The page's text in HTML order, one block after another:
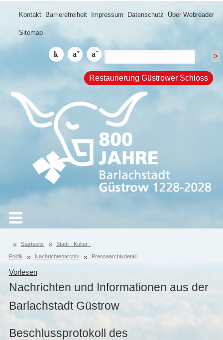
Kontakt Barrierefreiheit Impressum Datenschutz Über Webreader
Sitemap
Restaurierung Güstrower Schloss
Startseite Stadt · Kultur ·
Politik Nachrichtenarchiv Pressearchivdetail
Vorlesen
Nachrichten und Informationen aus der
Barlachstadt Güstrow
Beschlussprotokoll des